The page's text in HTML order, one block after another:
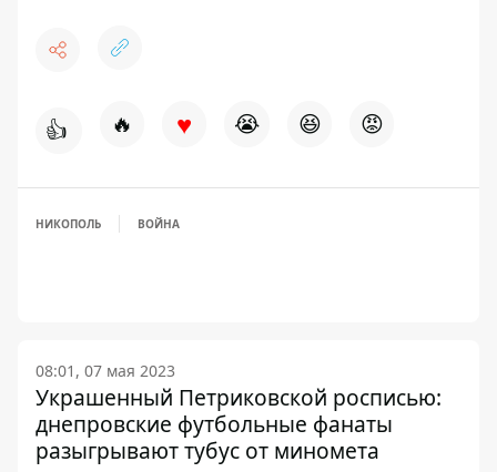
👍 🔥 ♥ 😭 😆 😡
НИКОПОЛЬ ВОЙНА
08:01, 07 мая 2023
Украшенный Петриковской росписью:
днепровские футбольные фанаты
разыгрывают тубус от миномета